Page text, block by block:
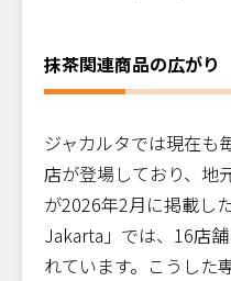
抹茶関連商品の広がり
ジャカルタでは現在も
店が登場しており、地
が2026年2月に掲載し
Jakarta」では、16店
れています。こうした